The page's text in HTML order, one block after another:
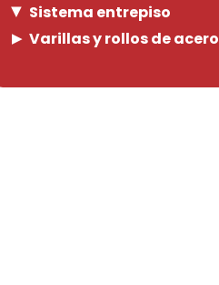
Sistema entrepiso
Varillas y rollos de acero